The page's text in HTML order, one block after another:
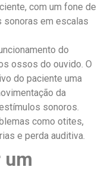
com um fone de
em escalas
do
ossos do ouvido. O
do paciente uma
da
sonoros.
como otites,
e perda auditiva.
um